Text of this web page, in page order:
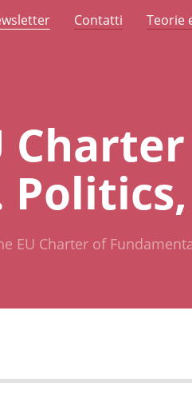
Contatti Teorie
EU Charter of